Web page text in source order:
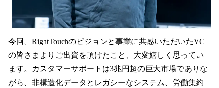
今回、RightTouchのビジョンと事業に共感いただいたVC
の皆さまよりご出資を頂けたこと、大変嬉しく思ってい
ます。カスタマーサポートは3兆円超の巨大市場でありな
がら、非構造化データとレガシーなシステム、労働集約